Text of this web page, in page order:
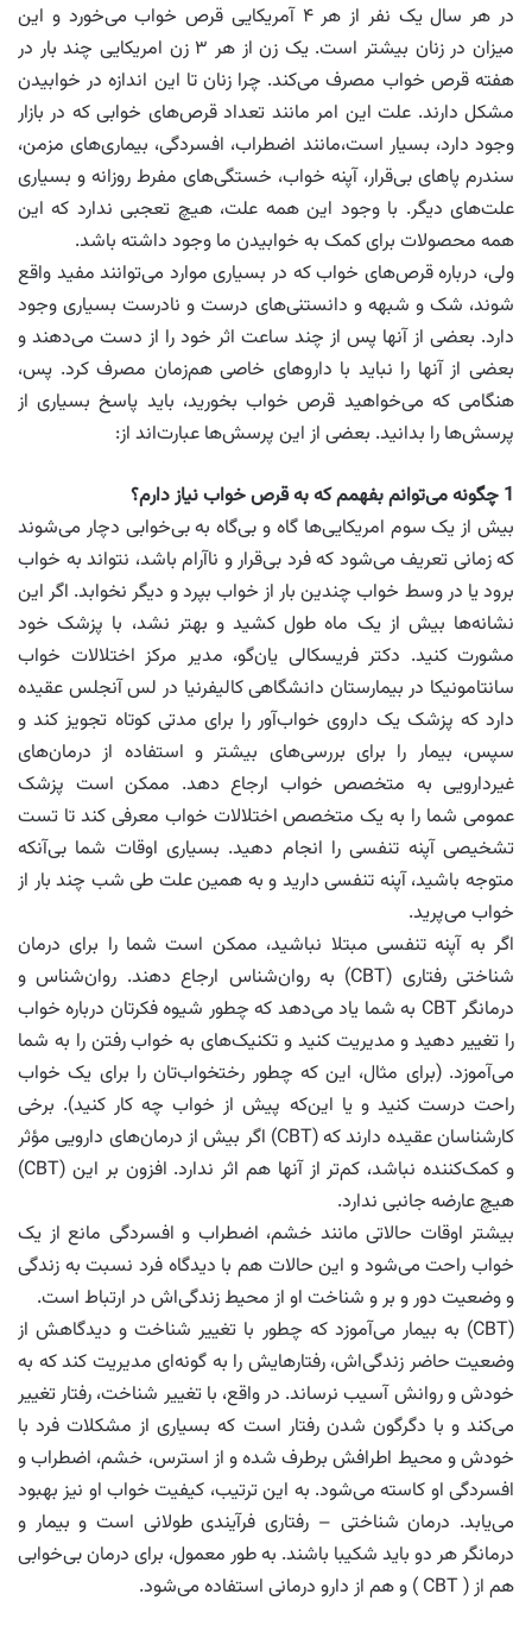
در هر سال یک نفر از هر ۴ آمریکایی قرص خواب می‌خورد و این
میزان در زنان بیشتر است. یک زن از هر ۳ زن امریکایی چند بار در
هفته قرص خواب مصرف می‌کند. چرا زنان تا این اندازه در خوابیدن
مشکل دارند. علت این امر مانند تعداد قرص‌های خوابی که در بازار
وجود دارد، بسیار است،مانند اضطراب، افسردگی، بیماری‌های مزمن،
سندرم پاهای بی‌قرار، آپنه خواب، خستگی‌های مفرط روزانه و بسیاری
علت‌های دیگر. با وجود این همه علت، هیچ تعجبی ندارد که این
همه محصولات برای کمک به خوابیدن ما وجود داشته باشد.
ولی، درباره قرص‌های خواب که در بسیاری موارد می‌توانند مفید واقع
شوند، شک و شبهه و دانستنی‌های درست و نادرست بسیاری وجود
دارد. بعضی از آنها پس از چند ساعت اثر خود را از دست می‌دهند و
بعضی از آنها را نباید با داروهای خاصی هم‌زمان مصرف کرد. پس،
هنگامی که می‌خواهید قرص خواب بخورید، باید پاسخ بسیاری از
پرسش‌ها را بدانید. بعضی از این پرسش‌ها عبارت‌اند از:
1 چگونه می‌توانم بفهمم که به قرص خواب نیاز دارم؟
بیش از یک سوم امریکایی‌ها گاه و بی‌گاه به بی‌خوابی دچار می‌شوند
که زمانی تعریف می‌شود که فرد بی‌قرار و ناآرام باشد، نتواند به خواب
برود یا در وسط خواب چندین بار از خواب بپرد و دیگر نخوابد. اگر این
نشانه‌ها بیش از یک ماه طول کشید و بهتر نشد، با پزشک خود
مشورت کنید. دکتر فریسکالی یان‌گو، مدیر مرکز اختلالات خواب
سانتامونیکا در بیمارستان دانشگاهی کالیفرنیا در لس آنجلس عقیده
دارد که پزشک یک داروی خواب‌آور را برای مدتی کوتاه تجویز کند و
سپس، بیمار را برای بررسی‌های بیشتر و استفاده از درمان‌های
غیردارویی به متخصص خواب ارجاع دهد. ممکن است پزشک
عمومی شما را به یک متخصص اختلالات خواب معرفی کند تا تست
تشخیصی آپنه تنفسی را انجام دهید. بسیاری اوقات شما بی‌آنکه
متوجه باشید، آپنه تنفسی دارید و به همین علت طی شب چند بار از
خواب می‌پرید.
اگر به آپنه تنفسی مبتلا نباشید، ممکن است شما را برای درمان
شناختی رفتاری (CBT) به روان‌شناس ارجاع دهند. روان‌شناس و
درمانگر CBT به شما یاد می‌دهد که چطور شیوه فکرتان درباره خواب
را تغییر دهید و مدیریت کنید و تکنیک‌های به خواب رفتن را به شما
می‌آموزد. (برای مثال، این که چطور رختخواب‌تان را برای یک خواب
راحت درست کنید و یا این‌که پیش از خواب چه کار کنید). برخی
کارشناسان عقیده دارند که (CBT) اگر بیش از درمان‌های دارویی مؤثر
و کمک‌کننده نباشد، کم‌تر از آنها هم اثر ندارد. افزون بر این (CBT)
هیچ عارضه جانبی ندارد.
بیشتر اوقات حالاتی مانند خشم، اضطراب و افسردگی مانع از یک
خواب راحت می‌شود و این حالات هم با دیدگاه فرد نسبت به زندگی
و وضعیت دور و بر و شناخت او از محیط زندگی‌اش در ارتباط است.
(CBT) به بیمار می‌آموزد که چطور با تغییر شناخت و دیدگاهش از
وضعیت حاضر زندگی‌اش، رفتارهایش را به گونه‌ای مدیریت کند که به
خودش و روانش آسیب نرساند. در واقع، با تغییر شناخت، رفتار تغییر
می‌کند و با دگرگون شدن رفتار است که بسیاری از مشکلات فرد با
خودش و محیط اطرافش برطرف شده و از استرس، خشم، اضطراب و
افسردگی او کاسته می‌شود. به این ترتیب، کیفیت خواب او نیز بهبود
می‌یابد. درمان شناختی – رفتاری فرآیندی طولانی است و بیمار و
درمانگر هر دو باید شکیبا باشند. به طور معمول، برای درمان بی‌خوابی
هم از ( CBT ) و هم از دارو درمانی استفاده می‌شود.